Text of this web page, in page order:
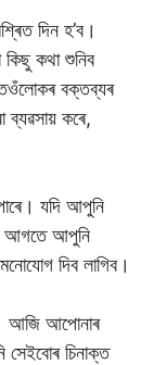
দিন হ’ব।
কথা শুনিব
বক্তব্যৰ
ব্যৱসায় কৰে,
যদি আপুনি
আগতে আপুনি
দিব লাগিব।
আজি আপোনাৰ
চিনাক্ত